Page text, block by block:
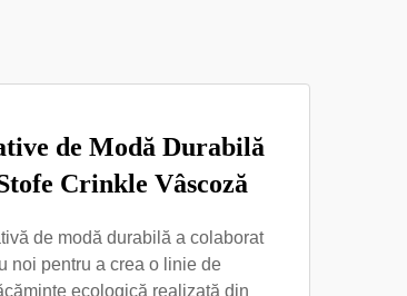
de Modă Durabilă
Crinkle Vâscoză
de modă durabilă a colaborat
noi pentru a crea o linie de
ecologică realizată din